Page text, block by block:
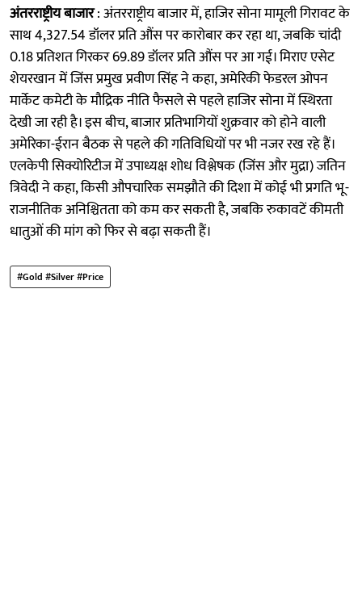
अंतरराष्ट्रीय बाजार: अंतरराष्ट्रीय बाजार में, हाजिर सोना मामूली गिरावट के
साथ 4,327.54 डॉलर प्रति औंस पर कारोबार कर रहा था, जबकि चांदी
0.18 प्रतिशत गिरकर 69.89 डॉलर प्रति औंस पर आ गई। मिराए एसेट
शेयरखान में जिंस प्रमुख प्रवीण सिंह ने कहा, अमेरिकी फेडरल ओपन
मार्केट कमेटी के मौद्रिक नीति फैसले से पहले हाजिर सोना में स्थिरता
देखी जा रही है। इस बीच, बाजार प्रतिभागियों शुक्रवार को होने वाली
अमेरिका-ईरान बैठक से पहले की गतिविधियों पर भी नजर रख रहे हैं।
एलकेपी सिक्योरिटीज में उपाध्यक्ष शोध विश्लेषक (जिंस और मुद्रा) जतिन
त्रिवेदी ने कहा, किसी औपचारिक समझौते की दिशा में कोई भी प्रगति भू-
राजनीतिक अनिश्चितता को कम कर सकती है, जबकि रुकावटें कीमती
धातुओं की मांग को फिर से बढ़ा सकती हैं।
#Gold #Silver #Price